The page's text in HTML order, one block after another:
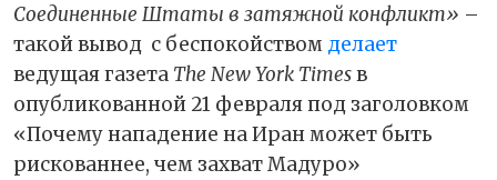
Соединенные Штаты в затяжной конфликт» –
такой вывод с беспокойством делает
ведущая газета The New York Timesв
опубликованной 21 февраля под заголовком
«Почему нападение на Иран может быть
рискованнее, чем захват Мадуро»